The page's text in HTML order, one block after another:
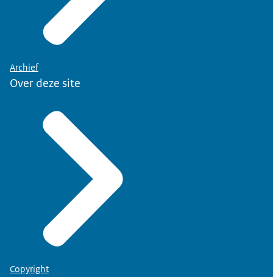
Archief
Over deze site
Copyright